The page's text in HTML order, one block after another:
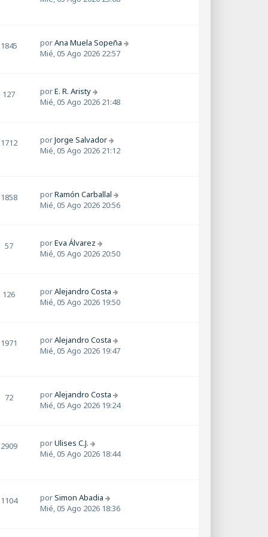
1845 porAna Muela Sopeña
Mié, 05 Ago 2026 22:57
127 porE. R. Aristy
Mié, 05 Ago 2026 21:48
1712 porJorge Salvador
Mié, 05 Ago 2026 21:12
1858 porRamón Carballal
Mié, 05 Ago 2026 20:56
57 porEva Álvarez
Mié, 05 Ago 2026 20:50
126 porAlejandro Costa
Mié, 05 Ago 2026 19:50
1971 porAlejandro Costa
Mié, 05 Ago 2026 19:47
72 porAlejandro Costa
Mié, 05 Ago 2026 19:24
2909 porUlises C.J.
Mié, 05 Ago 2026 18:44
1104 porSimon Abadia
Mié, 05 Ago 2026 18:36